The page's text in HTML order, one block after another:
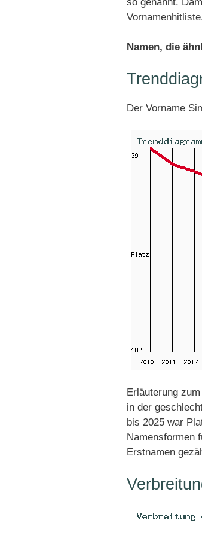
Namen, die
Der Vorname
Erläuterung
in der
bis 2025 war
Namensformen
Erstnamen